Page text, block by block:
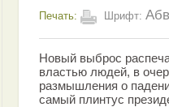
Печать: Шрифт: Абв
Новый выброс
властью людей, в
размышления о
самый плинтус